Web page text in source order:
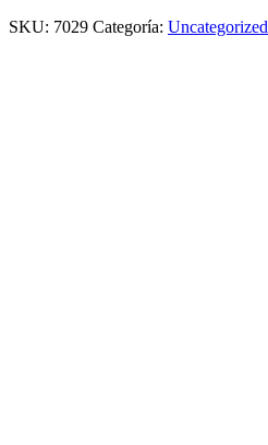
SKU: 7029 Categoría: Uncategorized